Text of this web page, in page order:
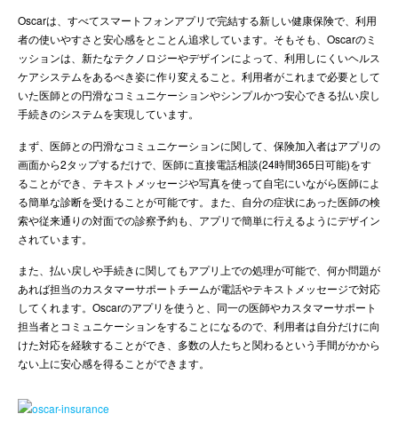
Oscarは、すべてスマートフォンアプリで完結する新しい健康保険で、利用
者の使いやすさと安心感をとことん追求しています。そもそも、Oscarのミ
ッションは、新たなテクノロジーやデザインによって、利用しにくいヘルス
ケアシステムをあるべき姿に作り変えること。利用者がこれまで必要として
いた医師との円滑なコミュニケーションやシンプルかつ安心できる払い戻し
手続きのシステムを実現しています。
まず、医師との円滑なコミュニケーションに関して、保険加入者はアプリの
画面から2タップするだけで、医師に直接電話相談(24時間365日可能)をす
ることができ、テキストメッセージや写真を使って自宅にいながら医師によ
る簡単な診断を受けることが可能です。また、自分の症状にあった医師の検
索や従来通りの対面での診察予約も、アプリで簡単に行えるようにデザイン
されています。
また、払い戻しや手続きに関してもアプリ上での処理が可能で、何か問題が
あれば担当のカスタマーサポートチームが電話やテキストメッセージで対応
してくれます。Oscarのアプリを使うと、同一の医師やカスタマーサポート
担当者とコミュニケーションをすることになるので、利用者は自分だけに向
けた対応を経験することができ、多数の人たちと関わるという手間がかから
ない上に安心感を得ることができます。